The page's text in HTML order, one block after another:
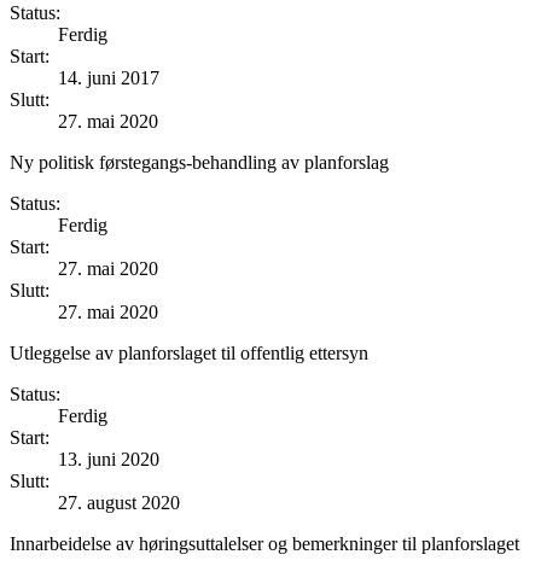
Status:
Ferdig
Start:
14. juni 2017
Slutt:
27. mai 2020
Ny politisk førstegangs-behandling av planforslag
Status:
Ferdig
Start:
27. mai 2020
Slutt:
27. mai 2020
Utleggelse av planforslaget til offentlig ettersyn
Status:
Ferdig
Start:
13. juni 2020
Slutt:
27. august 2020
Innarbeidelse av høringsuttalelser og bemerkninger til planforslaget